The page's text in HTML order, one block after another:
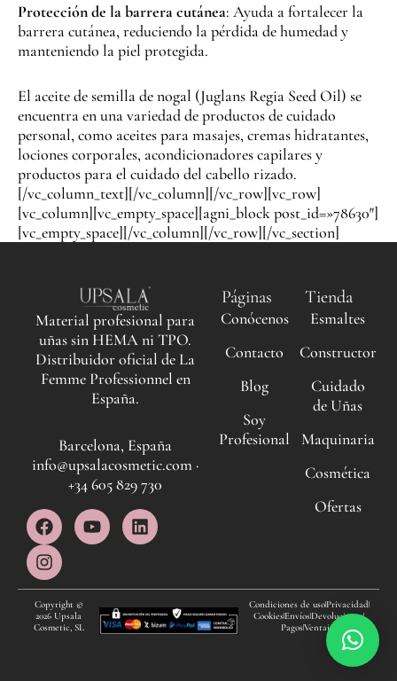
Protección de la barrera cutánea: Ayuda a fortalecer la
barrera cutánea, reduciendo la pérdida de humedad y
manteniendo la piel protegida.
El aceite de semilla de nogal (Juglans Regia Seed Oil) se
encuentra en una variedad de productos de cuidado
personal, como aceites para masajes, cremas hidratantes,
lociones corporales, acondicionadores capilares y
productos para el cuidado del cabello rizado.
[/vc_column_text][/vc_column][/vc_row][vc_row]
[vc_column][vc_empty_space][agni_block post_id=»78630″]
[vc_empty_space][/vc_column][/vc_row][/vc_section]
Material profesional para
uñas sin HEMA ni TPO.
Distribuidor oficial de La
Femme Professionnel en
España.
Barcelona, España
info@upsalacosmetic.com ·
+34 605 829 730
F
a
c
e
b
o
o
Y
o
u
b
L
i
e
d
i
n
I
n
s
t
a
g
r
Páginas
Conócenos
Contacto
Blog
Soy
Profesional
Tienda
Esmaltes
Constructor
Cuidado
de Uñas
Maquinaria
Cosmética
Ofertas
Copyright ©
2026 Upsala
Cosmetic, SL
Condiciones de usoPrivacidad
CookiesEnvíosDevoluciones
PagosVentajas